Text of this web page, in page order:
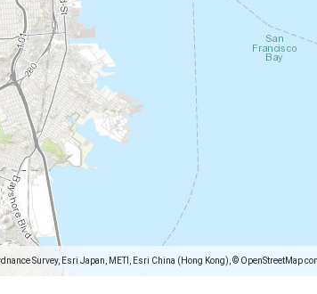
Survey, Esri Japan, METI, Esri China (Hong Kong), © OpenStreetMap